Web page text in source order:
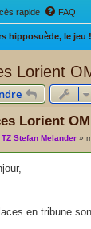
rapide FAQ
hipposuède, le jeu !
Lorient
Lorient
TZ Stefan Melander»
en tribune